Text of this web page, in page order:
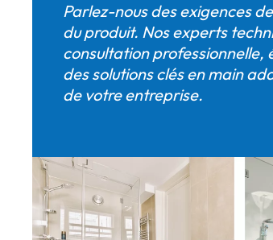
Parlez-nous des exigences
du produit. Nos experts
consultation professionnelle,
des solutions clés en main
de votre entreprise.